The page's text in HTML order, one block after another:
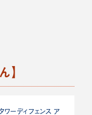
】
ワーディフェンス ア